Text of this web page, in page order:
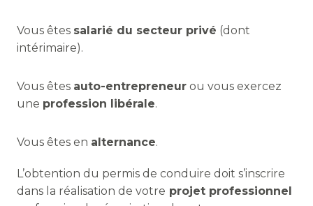
Vous êtes salarié du secteur privé (dont
intérimaire).
Vous êtes auto-entrepreneurou vous exercez
une profession libérale.
Vous êtes en alternance.
L’obtention du permis de conduire doit s’inscrire
dans la réalisation de votre projet professionnel